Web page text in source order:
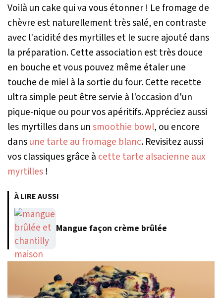
Voilà un cake qui va vous étonner ! Le fromage de
chèvre est naturellement très salé, en contraste
avec l'acidité des myrtilles et le sucre ajouté dans
la préparation. Cette association est très douce
en bouche et vous pouvez même étaler une
touche de miel à la sortie du four. Cette recette
ultra simple peut être servie à l'occasion d'un
pique-nique ou pour vos apéritifs. Appréciez aussi
les myrtilles dans unsmoothie bowl, ou encore
dansune tarte au fromage blanc. Revisitez aussi
vos classiques grâce à cette tarte alsacienne aux
myrtilles !
À LIRE AUSSI
Mangue façon crème brûlée